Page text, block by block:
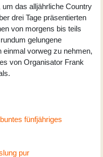
um das alljährliche Country
drei Tage präsentierten
von morgens bis teils
gelungene
einmal vorweg zu nehmen,
von Organisator Frank
fünfjähriges
pur